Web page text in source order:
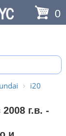
0
i20
г.в. -